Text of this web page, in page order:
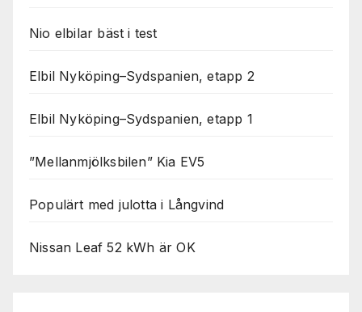
Nio elbilar bäst i test
Elbil Nyköping–Sydspanien, etapp 2
Elbil Nyköping–Sydspanien, etapp 1
”Mellanmjölksbilen” Kia EV5
Populärt med julotta i Långvind
Nissan Leaf 52 kWh är OK